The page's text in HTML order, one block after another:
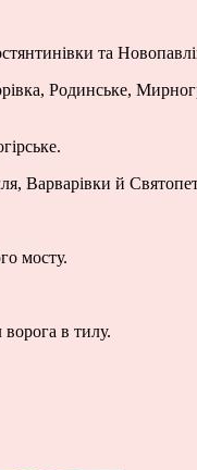
та
Родинське,
Варварівки й
мосту.
в тилу.